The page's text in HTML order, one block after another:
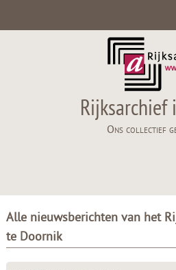
Rijksarchief
Ons collectief
Alle nieuwsberichten van het
te Doornik